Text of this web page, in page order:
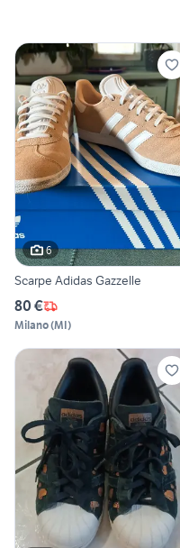
6
Scarpe Adidas Gazzelle
80 €
Milano(MI)